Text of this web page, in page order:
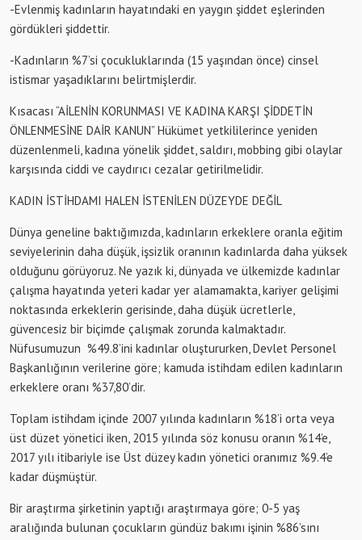
-Evlenmiş kadınların hayatındaki en yaygın şiddet eşlerinden
gördükleri şiddettir.
-Kadınların %7’si çocukluklarında (15 yaşından önce) cinsel
istismar yaşadıklarını belirtmişlerdir.
Kısacası “AİLENİN KORUNMASI VE KADINA KARŞI ŞİDDETİN
ÖNLENMESİNE DAİR KANUN” Hükümet yetkililerince yeniden
düzenlenmeli, kadına yönelik şiddet, saldırı, mobbing gibi olaylar
karşısında ciddi ve caydırıcı cezalar getirilmelidir.
KADIN İSTİHDAMI HALEN İSTENİLEN DÜZEYDE DEĞİL
Dünya geneline baktığımızda, kadınların erkeklere oranla eğitim
seviyelerinin daha düşük, işsizlik oranının kadınlarda daha yüksek
olduğunu görüyoruz. Ne yazık ki, dünyada ve ülkemizde kadınlar
çalışma hayatında yeteri kadar yer alamamakta, kariyer gelişimi
noktasında erkeklerin gerisinde, daha düşük ücretlerle,
güvencesiz bir biçimde çalışmak zorunda kalmaktadır.
Nüfusumuzun %49.8’ini kadınlar oluştururken, Devlet Personel
Başkanlığının verilerine göre; kamuda istihdam edilen kadınların
erkeklere oranı %37,80’dir.
Toplam istihdam içinde 2007 yılında kadınların %18’i orta veya
üst düzet yönetici iken, 2015 yılında söz konusu oranın %14’e,
2017 yılı itibariyle ise Üst düzey kadın yönetici oranımız %9.4’e
kadar düşmüştür.
Bir araştırma şirketinin yaptığı araştırmaya göre; 0-5 yaş
aralığında bulunan çocukların gündüz bakımı işinin %86’sını